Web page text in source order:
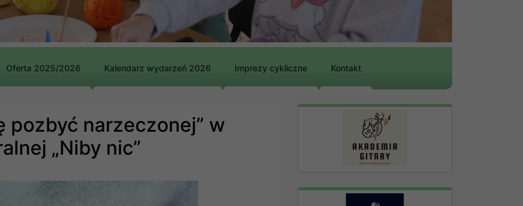
Oferta 2025/2026 Kalendarz wydarzeń 2026 Imprezy cykliczne Kontakt
pozbyć narzeczonej” w
„Niby nic”